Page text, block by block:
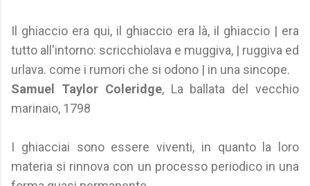
Il ghiaccio era qui, il ghiaccio era là, il ghiaccio | era
tutto all'intorno: scricchiolava e muggiva, | ruggiva ed
urlava. come i rumori che si odono | in una sincope.
Samuel Taylor Coleridge, La ballata del vecchio
marinaio, 1798
I ghiacciai sono essere viventi, in quanto la loro
materia si rinnova con un processo periodico in una